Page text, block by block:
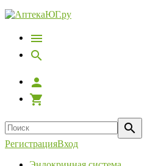
РегистрацияВход